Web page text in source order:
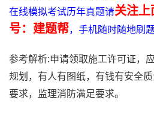
在线模拟考试历年真题请关注上
号：建题帮，手机随时随地刷
参考解析:申请领取施工许可证，
规划，有人有图纸，有钱有安全
要求，监理消防满足要求。